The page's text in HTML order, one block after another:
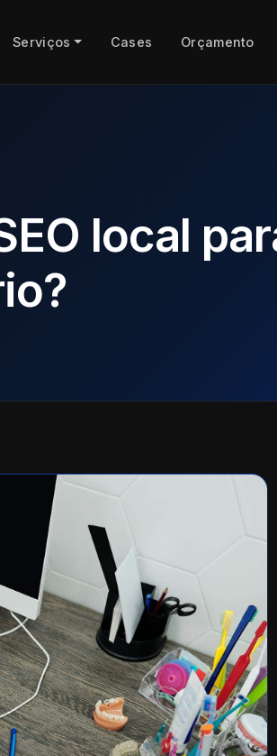
Serviços Cases Orçamento
local